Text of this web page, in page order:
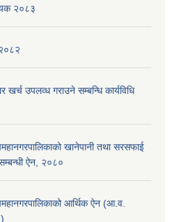
२०८३
खर्च उपलव्ध गराउने सम्बन्धि कार्यविधि
खानेपानी तथा सरसफाई
ऐन, २०८०
आर्थिक ऐन (आ.व.